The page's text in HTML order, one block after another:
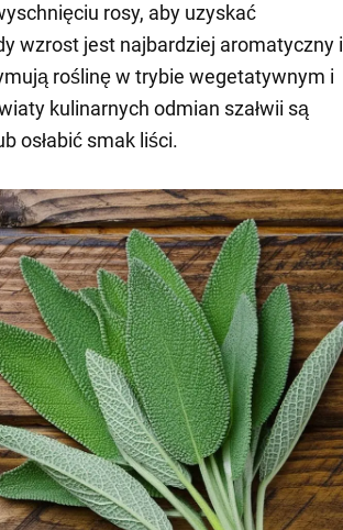
rosy, aby uzyskać
wzrost jest najbardziej aromatyczny i
roślinę w trybie wegetatywnym i
kulinarnych odmian szałwii są
osłabić smak liści.